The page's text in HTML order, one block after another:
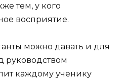
тем, у кого
восприятие.
можно давать и для
руководством
каждому ученику